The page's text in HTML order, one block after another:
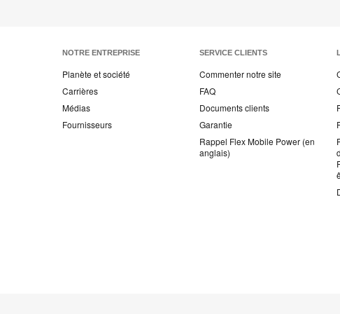
NOTRE ENTREPRISE
Planète et société
Carrières
Médias
Fournisseurs
SERVICE CLIENTS
Commenter notre site
FAQ
Documents clients
Garantie
Rappel Flex Mobile Power (en
anglais)